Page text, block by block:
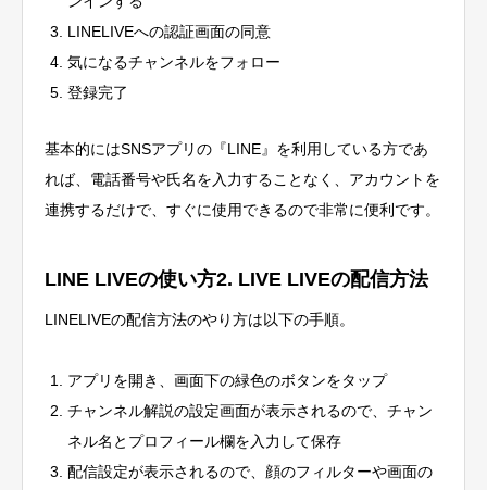
LINELIVEへの認証画面の同意
気になるチャンネルをフォロー
登録完了
基本的にはSNSアプリの『LINE』を利用している方であ
れば、電話番号や氏名を入力することなく、アカウントを
連携するだけで、すぐに使用できるので非常に便利です。
LINE LIVEの使い方2. LIVE LIVEの配信方法
LINELIVEの配信方法のやり方は以下の手順。
アプリを開き、画面下の緑色のボタンをタップ
チャンネル解説の設定画面が表示されるので、チャン
ネル名とプロフィール欄を入力して保存
配信設定が表示されるので、顔のフィルターや画面の